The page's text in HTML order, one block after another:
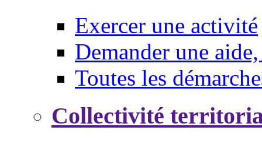
Exercer une activité
Demander une
Toutes les
Collectivité